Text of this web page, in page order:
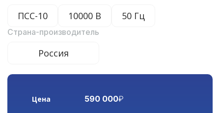
ПСС-10 10000 В 50 Гц
Страна-производитель
Россия
Цена 590 000₽